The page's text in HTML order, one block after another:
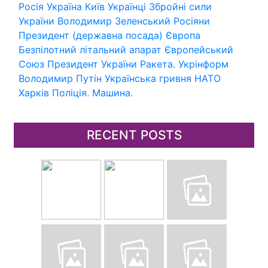
Росія Україна Київ Українці Збройні сили
України Володимир Зеленський Росіяни
Президент (державна посада) Європа
Безпілотний літальний апарат Європейський
Союз Президент України Ракета. Укрінформ
Володимир Путін Українська гривня НАТО
Харків Поліція. Машина.
RECENT POSTS